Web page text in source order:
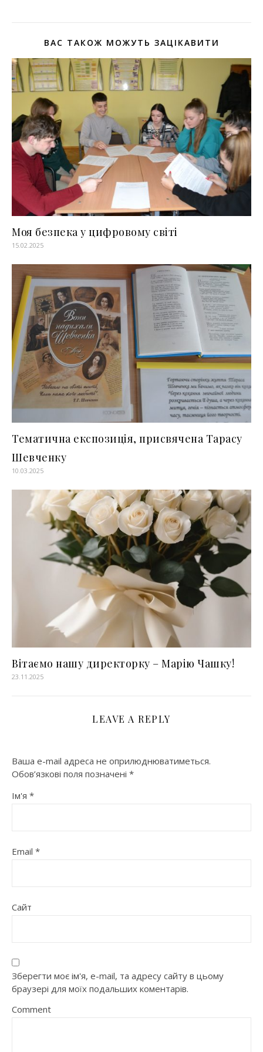
ВАС ТАКОЖ МОЖУТЬ ЗАЦІКАВИТИ
Моя безпека у цифровому світі
15.02.2025
Тематична експозиція, присвячена Тарасу
Шевченку
10.03.2025
Вітаємо нашу директорку – Марію Чашку!
23.11.2025
LEAVE A REPLY
Ваша e-mail адреса не оприлюднюватиметься.
Обов’язкові поля позначені *
Ім'я *
Email *
Сайт
Зберегти моє ім'я, e-mail, та адресу сайту в цьому
браузері для моїх подальших коментарів.
Comment